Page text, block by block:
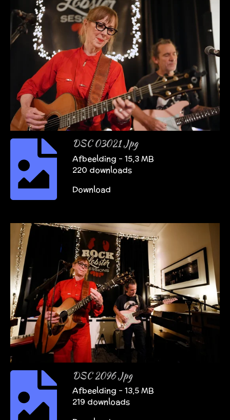
DSC 03021 Jpg
Afbeelding – 15,3 MB
220 downloads
Download
DSC 2096 Jpg
Afbeelding – 13,5 MB
219 downloads